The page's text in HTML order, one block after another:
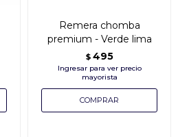
Remera chomba
premium - Verde lima
$ 495